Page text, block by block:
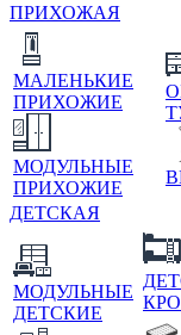
ПРИХОЖАЯ
МАЛЕНЬКИЕ
ПРИХОЖИЕ
МОДУЛЬНЫЕ
ПРИХОЖИЕ
ДЕТСКАЯ
МОДУЛЬНЫЕ
ДЕТСКИЕ